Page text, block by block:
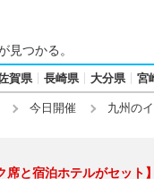
見つかる。
賀県 長崎県 大分県 宮
今日開催 九州の
席と宿泊ホテルがセット】